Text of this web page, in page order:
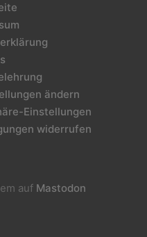
ändern
Einstellungen
widerrufen
auf Mastodon